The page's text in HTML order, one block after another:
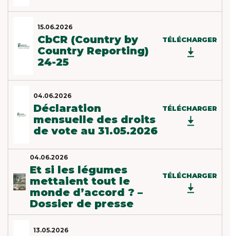
15.06.2026
CbCR (Country by
Country Reporting)
24-25
TÉLÉCHARGER
04.06.2026
Déclaration
mensuelle des droits
de vote au 31.05.2026
TÉLÉCHARGER
04.06.2026
Et si les légumes
mettaient tout le
monde d’accord ? –
Dossier de presse
TÉLÉCHARGER
13.05.2026
MEET OUR PLANET-
FRIENDLY FOOD